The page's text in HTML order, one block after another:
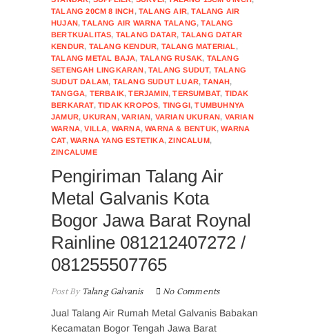
TALANG 20CM 8 INCH,TALANG AIR,TALANG AIR
HUJAN,TALANG AIR WARNA TALANG,TALANG
BERTKUALITAS, TALANG DATAR, TALANG DATAR
KENDUR, TALANG KENDUR, TALANG MATERIAL ,
TALANG METAL BAJA, TALANG RUSAK, TALANG
SETENGAH LINGKARAN,TALANG SUDUT, TALANG
SUDUT DALAM, TALANG SUDUT LUAR,TANAH,
TANGGA, TERBAIK,TERJAMIN,TERSUMBAT, TIDAK
BERKARAT,TIDAK KROPOS, TINGGI,TUMBUHNYA
JAMUR,UKURAN,VARIAN, VARIAN UKURAN, VARIAN
WARNA,VILLA, WARNA,WARNA & BENTUK,WARNA
CAT,WARNA YANG ESTETIKA,ZINCALUM,
ZINCALUME
Pengiriman Talang Air
Metal Galvanis Kota
Bogor Jawa Barat Roynal
Rainline 081212407272 /
081255507765
Post ByTalang Galvanis No Comments
Jual Talang Air Rumah Metal Galvanis Babakan
Kecamatan Bogor Tengah Jawa Barat